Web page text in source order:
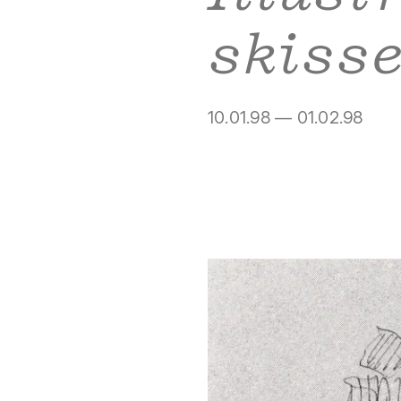
10.01.98 — 01.02.98